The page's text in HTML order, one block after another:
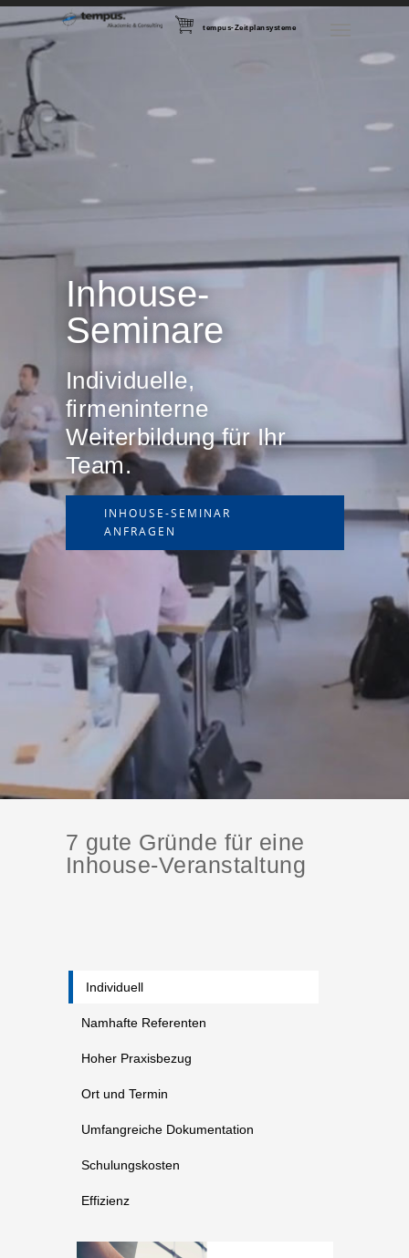
tempus-Zeitplansysteme
Inhouse-
Seminare
Individuelle,
firmeninterne
Weiterbildung für Ihr
Team.
INHOUSE-SEMINAR
ANFRAGEN
7 gute Gründe für eine
Inhouse-Veranstaltung
Individuell
Namhafte Referenten
Hoher Praxisbezug
Ort und Termin
Umfangreiche Dokumentation
Schulungskosten
Effizienz